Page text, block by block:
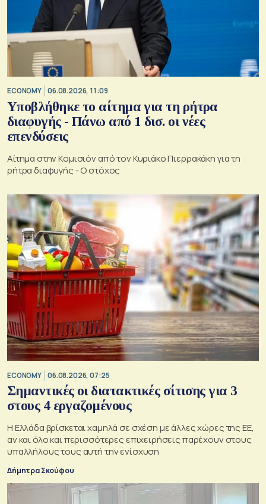
ECONOMY 06.08.2026, 11:09
Υποβλήθηκε το αίτημα για τη ρήτρα
διαφυγής - Πάνω από 1 δισ. οι νέες
επενδύσεις
Αίτημα στην Κομισιόν από τον Κυριάκο Πιερρακάκη για τη
ρήτρα διαφυγής - Ο στόχος
ECONOMY 06.08.2026, 07:25
Σημαντικές οι διατακτικές σίτισης για 3
στους 4 εργαζομένους
Η Ελλάδα βρίσκεται χαμηλά σε σχέση με άλλες χώρες της ΕΕ,
αν και όλο και περισσότερες επιχειρήσεις παρέχουν στους
υπαλλήλους τους αυτή την ενίσχυση
Δήμητρα Σκούφου